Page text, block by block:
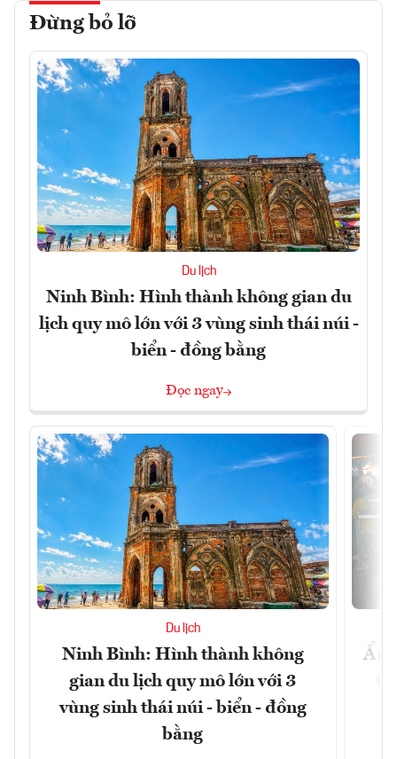
Đừng bỏ lỡ
Du lịch
Ninh Bình: Hình thành không gian du
lịch quy mô lớn với 3 vùng sinh thái núi -
biển - đồng bằng
Đọc ngay
Du lịch
Ninh Bình: Hình thành không
gian du lịch quy mô lớn với 3
vùng sinh thái núi - biển - đồng
bằng
Ẩm